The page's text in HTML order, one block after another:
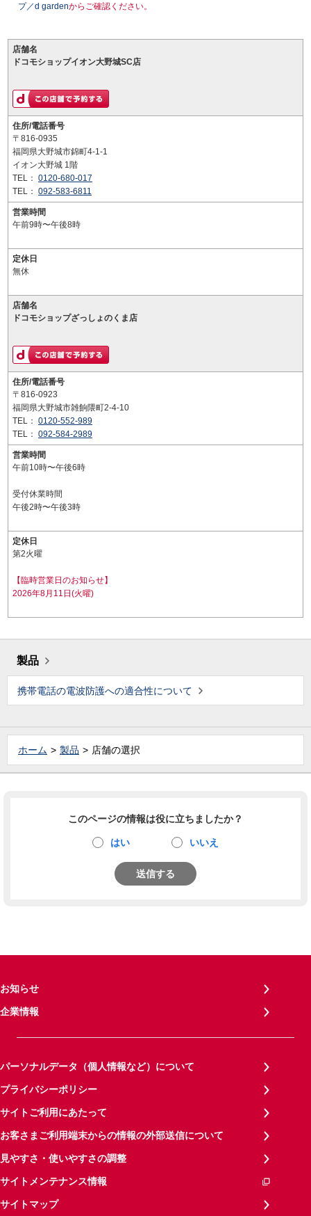
プ／d gardenからご確認ください。
店舗名
ドコモショップイオン大野城SC店
住所/電話番号
〒816-0935
福岡県大野城市錦町4-1-1
イオン大野城 1階
TEL： 0120-680-017
TEL： 092-583-6811
営業時間
午前9時〜午後8時
定休日
無休
店舗名
ドコモショップざっしょのくま店
住所/電話番号
〒816-0923
福岡県大野城市雑餉隈町2-4-10
TEL： 0120-552-989
TEL： 092-584-2989
営業時間
午前10時〜午後6時
受付休業時間
午後2時〜午後3時
定休日
第2火曜
【臨時営業日のお知らせ】
2026年8月11日(火曜)
製品
携帯電話の電波防護への適合性について
ホーム 製品 店舗の選択
このページの情報は役に立ちましたか？
はい いいえ
送信する
お知らせ
企業情報
パーソナルデータ（個人情報など）について
プライバシーポリシー
サイトご利用にあたって
お客さまご利用端末からの情報の外部送信について
見やすさ・使いやすさの調整
サイトメンテナンス情報
サイトマップ